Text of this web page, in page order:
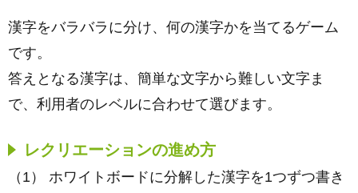
漢字をバラバラに分け、何の漢字かを当てるゲーム
です。
答えとなる漢字は、簡単な文字から難しい文字ま
で、利用者のレベルに合わせて選びます。
レクリエーションの進め方
（1） ホワイトボードに分解した漢字を1つずつ書き